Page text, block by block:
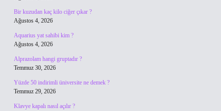
Bir kuzudan kaç kilo ciğer çıkar ?
Ağustos 4, 2026
Aquarius yat sahibi kim ?
Ağustos 4, 2026
Alprazolam hangi gruptadır ?
Temmuz 30, 2026
Yüzde 50 indirimli üniversite ne demek ?
Temmuz 29, 2026
Klavye kapalı nasıl açılır ?